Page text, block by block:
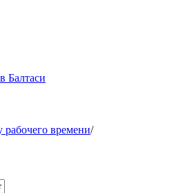
Балтаси
рабочего времени/